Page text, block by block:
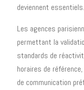
deviennent essentiels.
Les agences
permettant la
standards de
horaires de
de communication